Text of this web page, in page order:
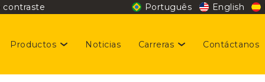
contraste Português English
Productos Noticias Carreras Contáctanos